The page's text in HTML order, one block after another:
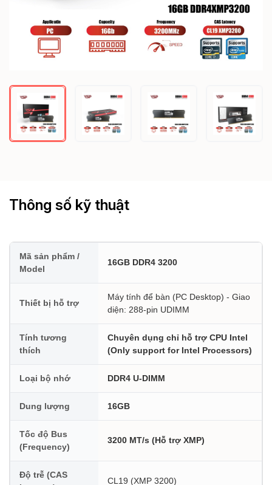
Thông số kỹ thuật
Mã sản phẩm /
Model
16GB DDR4 3200
Thiết bị hỗ trợ
Máy tính để bàn (PC Desktop) - Giao
diện: 288-pin UDIMM
Tính tương
thích
Chuyên dụng chỉ hỗ trợ CPU Intel
(Only support for Intel Processors)
Loại bộ nhớ DDR4 U-DIMM
Dung lượng 16GB
Tốc độ Bus
(Frequency)
3200 MT/s (Hỗ trợ XMP)
Độ trễ (CAS
CL19 (XMP 3200)